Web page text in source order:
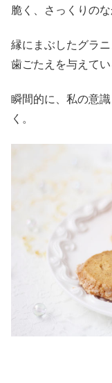
脆く、さっくりの
縁にまぶしたグラ
歯ごたえを与えてい
瞬間的に、私の意
く。